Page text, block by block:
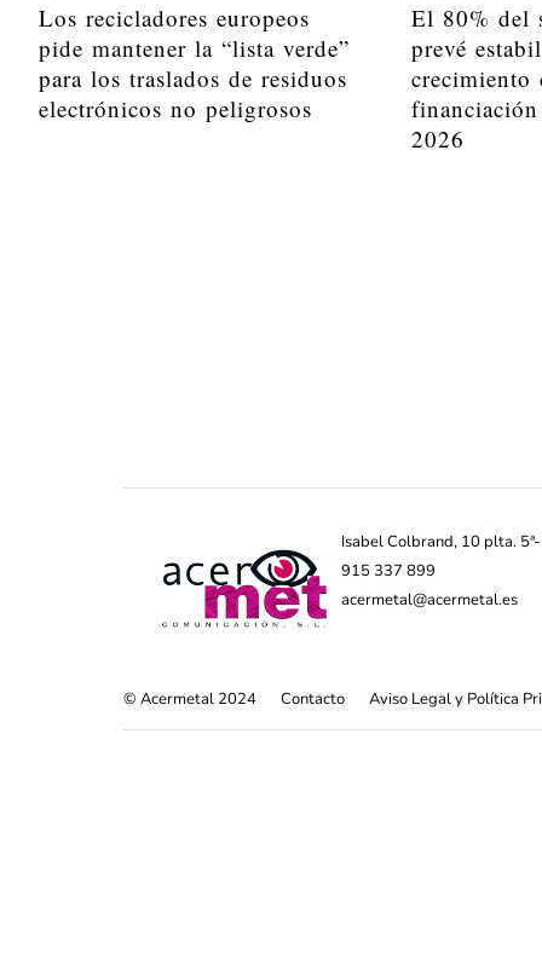
Los recicladores europeos
pide mantener la “lista verde”
para los traslados de residuos
electrónicos no peligrosos
El 80% del
prevé
crecimiento
2026
Isabel Colbrand, 10 plta.
915 337 899
acermetal@acermetal.es
© Acermetal 2024 Contacto Aviso Legal y Política